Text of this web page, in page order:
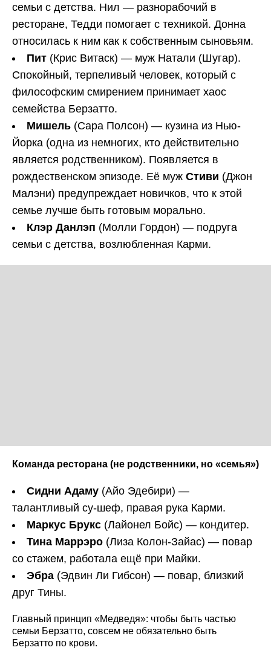
семьи с детства. Нил — разнорабочий в
ресторане, Тедди помогает с техникой. Донна
относилась к ним как к собственным сыновьям.
Пит (Крис Витаск) — муж Натали (Шугар).
Спокойный, терпеливый человек, который с
философским смирением принимает хаос
семейства Берзатто.
Мишель (Сара Полсон) — кузина из Нью-
Йорка (одна из немногих, кто действительно
является родственником). Появляется в
рождественском эпизоде. Её муж Стиви (Джон
Малэни) предупреждает новичков, что к этой
семье лучше быть готовым морально.
Клэр Данлэп (Молли Гордон) — подруга
семьи с детства, возлюбленная Карми.
Команда ресторана (не родственники, но «семья»)
Сидни Адаму (Айо Эдебири) —
талантливый су-шеф, правая рука Карми.
Маркус Брукс (Лайонел Бойс) — кондитер.
Тина Маррэро (Лиза Колон-Зайас) — повар
со стажем, работала ещё при Майки.
Эбра (Эдвин Ли Гибсон) — повар, близкий
друг Тины.
Главный принцип «Медведя»: чтобы быть частью
семьи Берзатто, совсем не обязательно быть
Берзатто по крови.